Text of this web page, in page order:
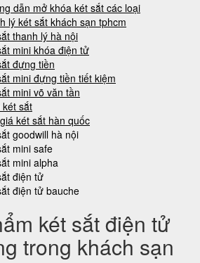
dẫn mở khóa két sắt các loại
lý két sắt khách sạn tphcm
thanh lý hà nội
mini khóa điện tử
đựng tiền
mini đựng tiền tiết kiệm
mini võ văn tần
két sắt
két sắt hàn quốc
goodwill hà nội
mini safe
mini alpha
điện tử
điện tử bauche
két sắt điện tử
trong khách sạn